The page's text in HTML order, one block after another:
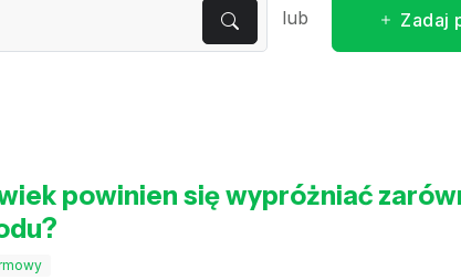
lub Zadaj
powinien się wypróżniać